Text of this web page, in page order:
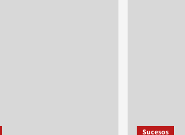
Sucesos